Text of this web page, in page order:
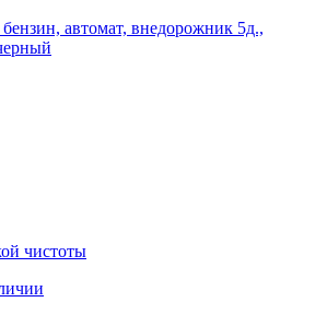
автомат, внедорожник 5д.,
чистоты